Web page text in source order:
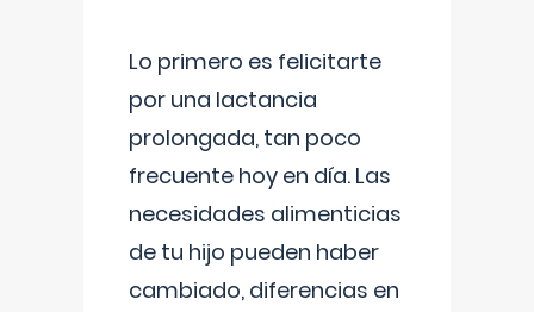
Lo primero es felicitarte
por una lactancia
prolongada, tan poco
frecuente hoy en día. Las
necesidades alimenticias
de tu hijo pueden haber
cambiado, diferencias en